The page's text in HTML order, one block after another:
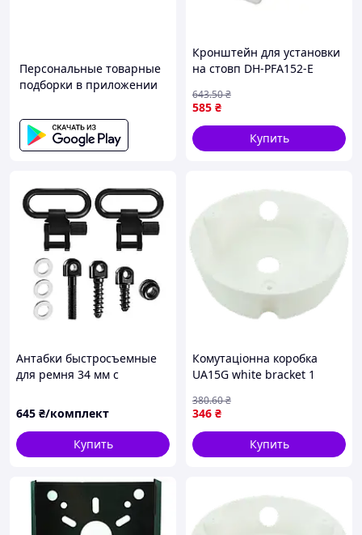
Персональные товарные
подборки в приложении
Кронштейн для установки
на стовп DH-PFA152-E
585 ₴
643.50₴
Купить
Антабки быстросъемные
для ремня 34 мм с
645 ₴/комплект
Купить
Комутаціонна коробка
UA15G white bracket 1
346 ₴
380.60₴
Купить